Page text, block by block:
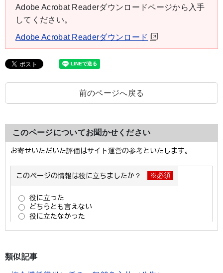
Adobe Acrobat Readerダウンロードページから入手
してください。
Adobe Acrobat Readerダウンロード
前のページへ戻る
このページについてお聞かせください
類似記事